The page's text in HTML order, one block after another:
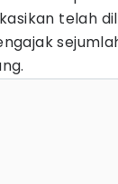
telah